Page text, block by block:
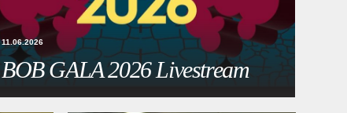
11.06.2026
BOB GALA 2026 Livestream